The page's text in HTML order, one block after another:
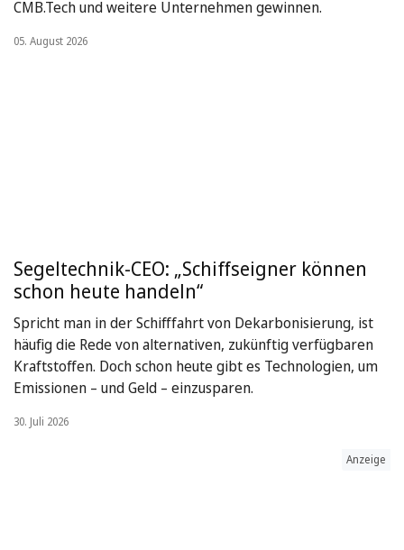
CMB.Tech und weitere Unternehmen gewinnen.
05. August 2026
Segeltechnik-CEO: „Schiffseigner können
schon heute handeln“
Spricht man in der Schifffahrt von Dekarbonisierung, ist
häufig die Rede von alternativen, zukünftig verfügbaren
Kraftstoffen. Doch schon heute gibt es Technologien, um
Emissionen – und Geld – einzusparen.
30. Juli 2026
Anzeige